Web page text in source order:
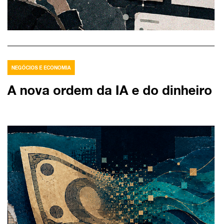
NEGÓCIOS E ECONOMIA
A nova ordem da IA e do dinheiro